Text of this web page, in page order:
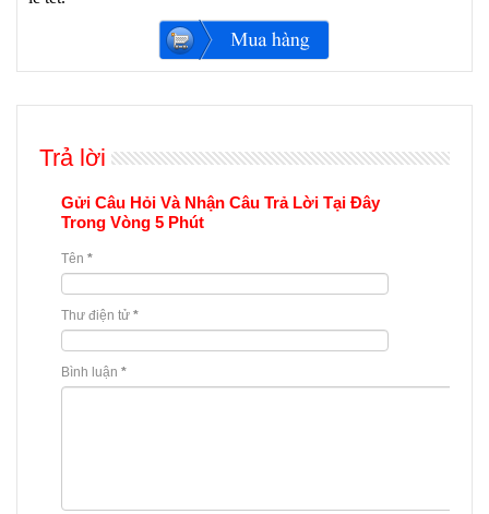
Trả lời
Gửi Câu Hỏi Và Nhận Câu Trả Lời Tại Đây
Trong Vòng 5 Phút
Tên *
Thư điện tử *
Bình luận *